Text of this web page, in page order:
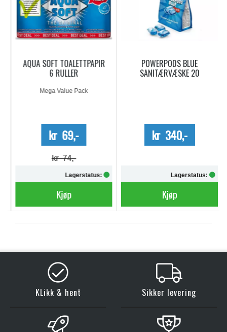
AQUA SOFT TOALETTPAPIR
6 RULLER
Mega Value Pack
kr 69,-
kr 74,-
Lagerstatus:
Kjøp
POWERPODS BLUE
SANITÆRVÆSKE 20
kr 340,-
Lagerstatus:
Kjøp
KLikk & hent Sikker levering